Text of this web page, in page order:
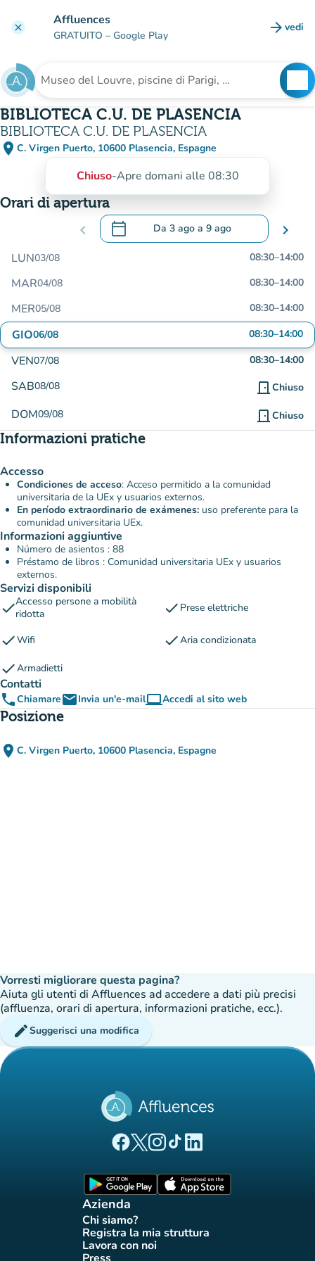
clear Affluences
GRATUITO – Google Play arrow_forward vedi
Cerca una struttura
BIBLIOTECA C.U. DE PLASENCIA
BIBLIOTECA C.U. DE PLASENCIA
place C. Virgen Puerto, 10600 Plasencia, Espagne
(apri in Google Maps)
(nuova scheda)
Chiuso-Apre domani alle 08:30
Orari di apertura
chevron_left calendar_today Da 3 ago a 9 ago
.Aprire il calendario per modificare le
chevron_right
LUN03/08 08:30–14:00
MAR04/08 08:30–14:00
MER05/08 08:30–14:00
GIO06/08 08:30–14:00
VEN07/08 08:30–14:00
SAB08/08 door_front Chiuso
DOM09/08 door_front Chiuso
Informazioni pratiche
Accesso
Condiciones de acceso: Acceso permitido a la comunidad
universitaria de la UEx y usuarios externos.
En período extraordinario de exámenes: uso preferente para la
comunidad universitaria UEx.
Informazioni aggiuntive
Número de asientos : 88
Préstamo de libros : Comunidad universitaria UEx y usuarios
externos.
Servizi disponibili
checkAccesso persone a mobilità
ridotta
check Prese elettriche
checkWifi checkAria condizionata
checkArmadietti
Contatti
phoneChiamareemailInvia un'e-mailcomputerAccedi al sito web
(nuova scheda)
Posizione
place C. Virgen Puerto, 10600 Plasencia, Espagne
(apri in Google Maps)
(nuova scheda)
Vorresti migliorare questa pagina?
Aiuta gli utenti di Affluences ad accedere a dati più precisi
(affluenza, orari di apertura, informazioni pratiche, ecc.).
editSuggerisci una modifica
(nuova scheda)
(nuova scheda)
(nuova scheda)
(nuova scheda)
(nuova scheda)
Azienda
Chi siamo?(nuova scheda)
Registra la mia struttura
(nuova scheda)
Lavora con noi
(nuova scheda)